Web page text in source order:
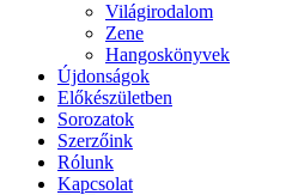
Világirodalom
Zene
Hangoskönyvek
Újdonságok
Előkészületben
Sorozatok
Szerzőink
Rólunk
Kapcsolat